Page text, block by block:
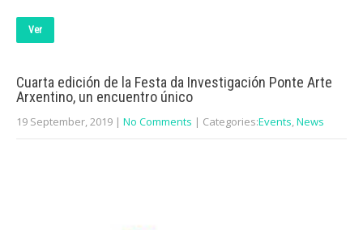
Ver
Cuarta edición de la Festa da Investigación Ponte Arte
Arxentino, un encuentro único
19 September, 2019 | No Comments | Categories:Events,News